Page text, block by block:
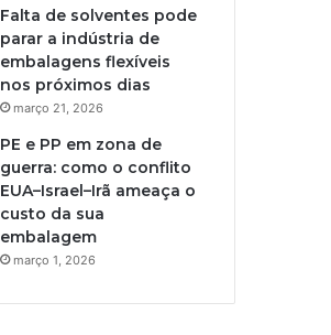
Falta de solventes pode
parar a indústria de
embalagens flexíveis
nos próximos dias
março 21, 2026
PE e PP em zona de
guerra: como o conflito
EUA–Israel–Irã ameaça o
custo da sua
embalagem
março 1, 2026